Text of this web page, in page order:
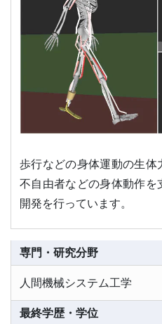
歩行などの身体運動の生
不自由者などの身体動作
開発を行っています。
専門・研究分野
人間機械システム工学
最終学歴・学位